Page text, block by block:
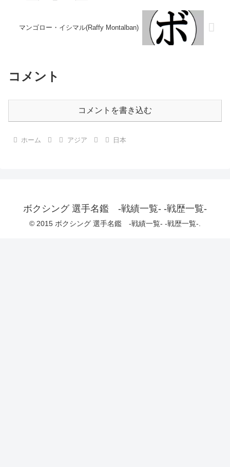
マンゴロー・イシマル(Raffy Montalban)
コメント
コメントを書き込む
ホーム アジア 日本
ボクシング 選手名鑑 -戦績一覧- -戦歴一覧-
© 2015 ボクシング 選手名鑑 -戦績一覧- -戦歴一覧-.